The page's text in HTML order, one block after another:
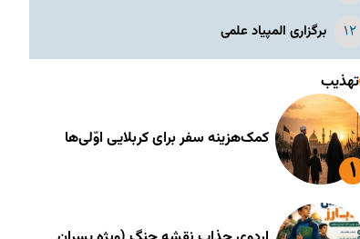
برگزاری المپیاد علمی
تهذیب
کمک‌هزینه سفر برای کربلایی اوّلی‌ها